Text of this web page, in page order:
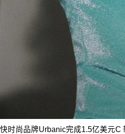
快时尚品牌Urbanic完成1.5亿美元C